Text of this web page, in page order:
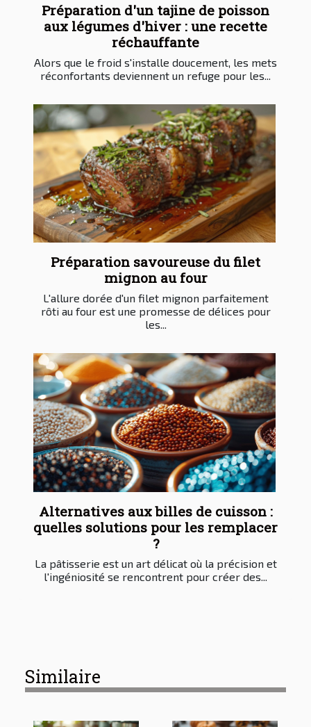
Préparation d'un tajine de poisson
aux légumes d'hiver : une recette
réchauffante
Alors que le froid s'installe doucement, les mets
réconfortants deviennent un refuge pour les...
Préparation savoureuse du filet
mignon au four
L'allure dorée d'un filet mignon parfaitement
rôti au four est une promesse de délices pour
les...
Alternatives aux billes de cuisson :
quelles solutions pour les remplacer
?
La pâtisserie est un art délicat où la précision et
l'ingéniosité se rencontrent pour créer des...
Similaire